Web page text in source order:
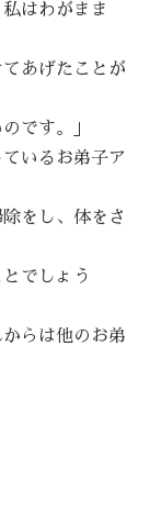
はわがまま
あげたことが
です。」
いるお弟子ア
をし、体をさ
でしょう
らは他のお弟